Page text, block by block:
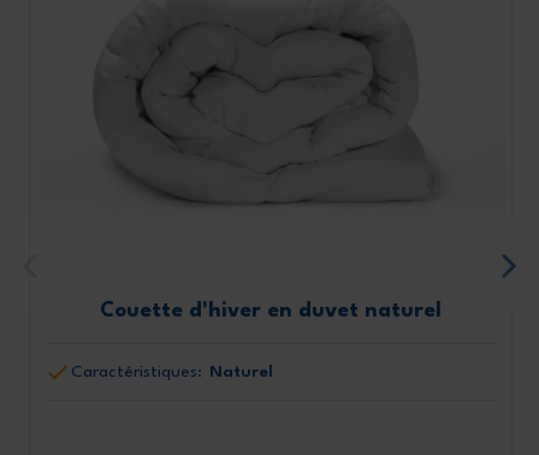
Couette d'hiver en duvet naturel
Caractéristiques: Naturel